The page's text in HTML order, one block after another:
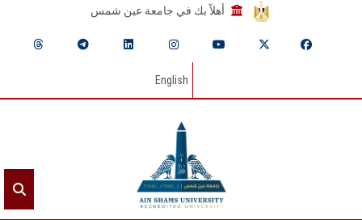
أهلاً بك في جامعة عين شمس
English